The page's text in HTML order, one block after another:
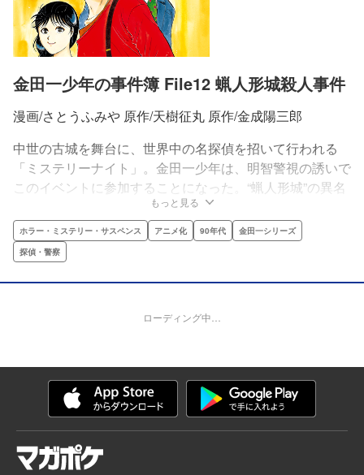
金田一少年の事件簿 File12 蝋人形城殺人事件
漫画/さとうふみや 原作/天樹征丸 原作/金成陽三郎
中世の古城を舞台に、世界中の名探偵を招いて行われる
「ミステリーナイト」。金田一少年は、明智警視の誘いで
このイベントに参加することになった。“蝋人形城”の異名
通り、城内には参加者そっくりの蝋人形が立ち並んでい
た‥‥。仕組まれた芸術的「完全犯罪」を金田一少年が解
き明かす!!
もっと見る
ホラー・ミステリー・サスペンス アニメ化 90年代
金田一シリーズ
探偵・警察
ローディング中…